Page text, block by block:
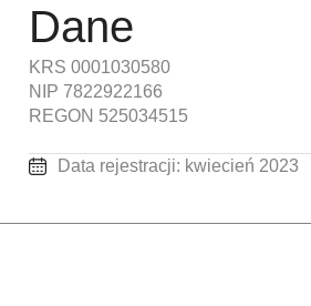
Dane
KRS 0001030580
NIP 7822922166
REGON 525034515
Data rejestracji: kwiecień 2023